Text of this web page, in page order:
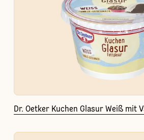
Dr. Oetker Kuchen Glasur Weiß mit